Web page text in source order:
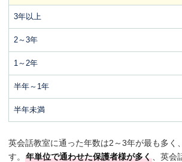
3年以上
2～3年
1～2年
半年～1年
半年未満
英会話教室に通った年数は2～3年が最も多く
す。 年単位で通わせた保護者様が多く 、英